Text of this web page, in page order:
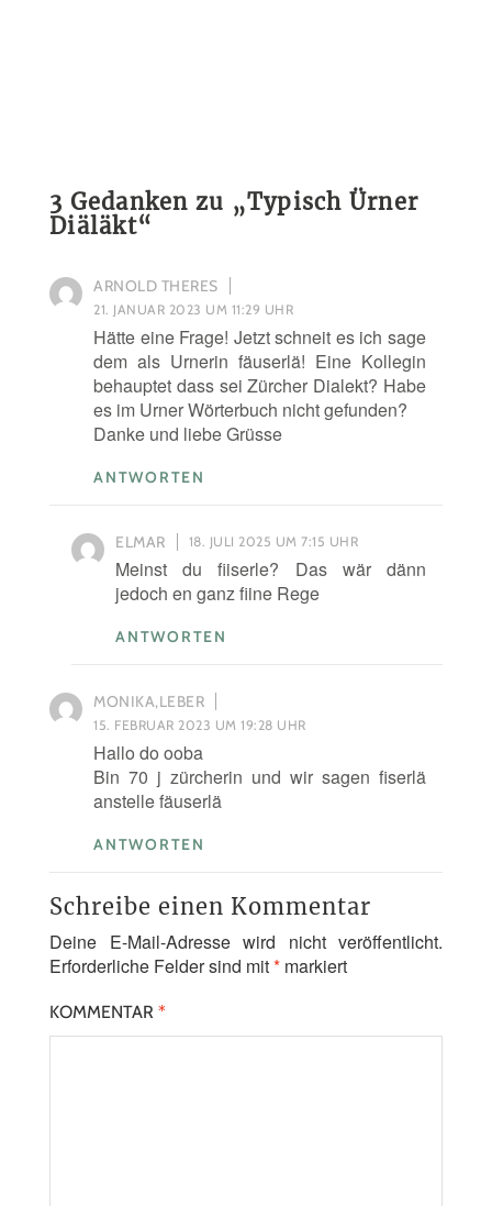
3 Gedanken zu „Typisch Ürner
Diäläkt“
ARNOLD THERES
21. JANUAR 2023 UM 11:29 UHR
Hätte eine Frage! Jetzt schneit es ich sage
dem als Urnerin fäuserlä! Eine Kollegin
behauptet dass sei Zürcher Dialekt? Habe
es im Urner Wörterbuch nicht gefunden?
Danke und liebe Grüsse
ANTWORTEN
ELMAR 18. JULI 2025 UM 7:15 UHR
Meinst du fiiserle? Das wär dänn
jedoch en ganz fiine Rege
ANTWORTEN
MONIKA,LEBER
15. FEBRUAR 2023 UM 19:28 UHR
Hallo do ooba
Bin 70 j zürcherin und wir sagen fiserlä
anstelle fäuserlä
ANTWORTEN
Schreibe einen Kommentar
Deine E-Mail-Adresse wird nicht veröffentlicht.
Erforderliche Felder sind mit* markiert
KOMMENTAR *